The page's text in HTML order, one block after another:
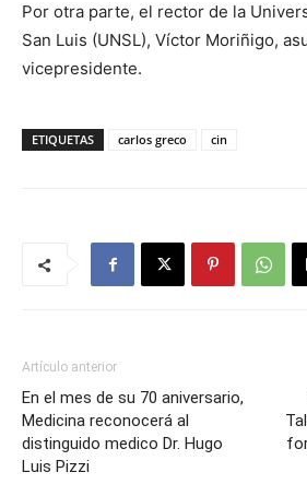
Por otra parte, el rector de la
San Luis (UNSL), Víctor Moriñigo,
vicepresidente.
ETIQUETAS carlos greco cin
Artículo anterior
En el mes de su 70 aniversario,
Medicina reconocerá al
distinguido medico Dr. Hugo
Luis Pizzi